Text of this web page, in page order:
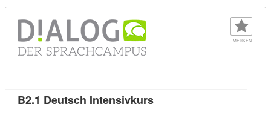
MERKEN
B2.1 Deutsch IntensivkursKursdetail: B2.1 Deutsch